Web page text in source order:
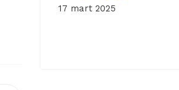
17 mart 2025